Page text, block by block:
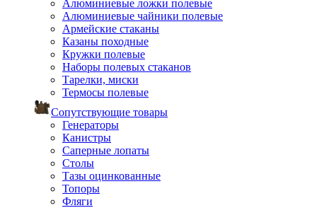
Алюминиевые ложки полевые
Алюминиевые чайники полевые
Армейские стаканы
Казаны походные
Кружки полевые
Наборы полевых стаканов
Тарелки, миски
Термосы полевые
Сопутствующие товары
Генераторы
Канистры
Саперные лопаты
Столы
Тазы оцинкованные
Топоры
Фляги